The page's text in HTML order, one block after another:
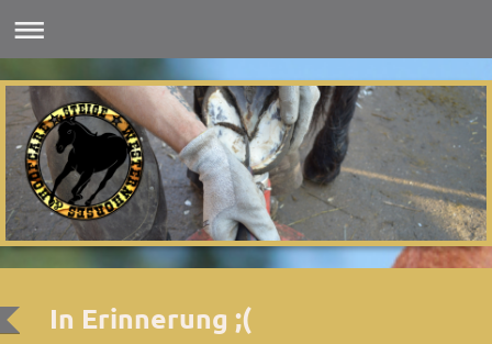
In Erinnerung ;(